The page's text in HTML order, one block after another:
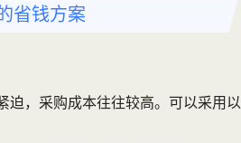
省钱方案
迫，采购成本往往较高。可以采用以